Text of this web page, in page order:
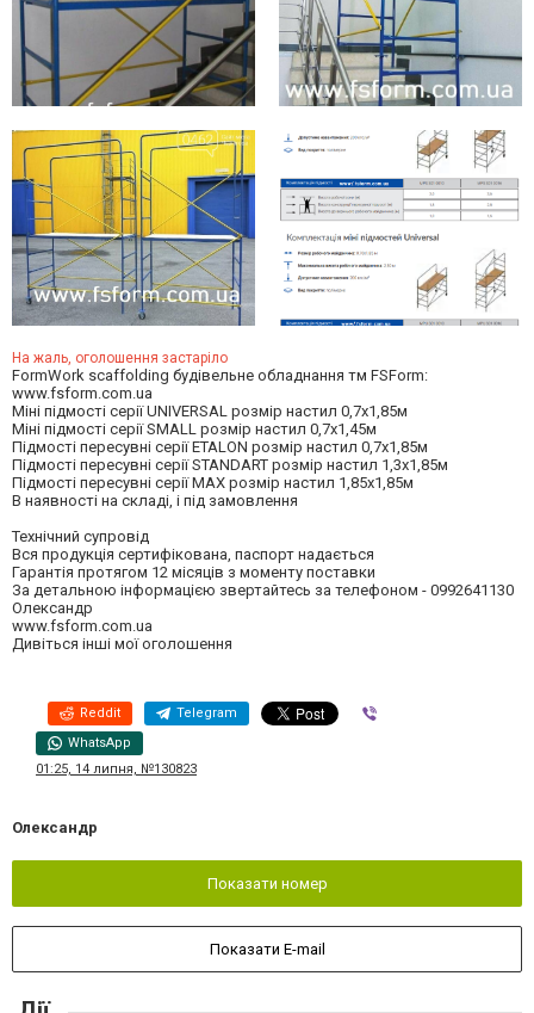
На жаль, оголошення застаріло
FormWork scaffolding будівельне обладнання тм FSForm:
www.fsform.com.ua
Міні підмості серії UNIVERSAL розмір настил 0,7х1,85м
Міні підмості серії SMALL розмір настил 0,7х1,45м
Підмості пересувні серії ETALON розмір настил 0,7х1,85м
Підмості пересувні серії STANDART розмір настил 1,3х1,85м
Підмості пересувні серії MAX розмір настил 1,85х1,85м
В наявності на складі, і під замовлення
Технічний супровід
Вся продукція сертифікована, паспорт надається
Гарантія протягом 12 місяців з моменту поставки
За детальною інформацією звертайтесь за телефоном - 0992641130
Олександр
www.fsform.com.ua
Дивіться інші мої оголошення
Reddit Telegram
WhatsApp
01:25, 14 липня, №130823
Олександр
Показати номер
Показати E-mail